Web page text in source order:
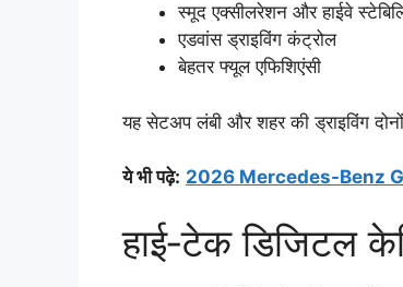
स्मूद एक्सीलरेशन और हाईवे
एडवांस ड्राइविंग कंट्रोल
बेहतर फ्यूल एफिशिएंसी
यह सेटअप लंबी और शहर की ड्राइविंग
ये भी पढ़े: 2026 Mercedes-Benz GLC
हाई‑टेक डिजिटल